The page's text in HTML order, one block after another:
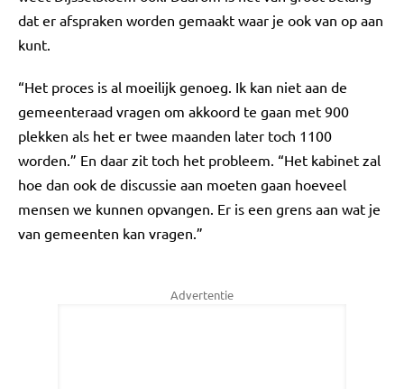
dat er afspraken worden gemaakt waar je ook van op aan
kunt.
“Het proces is al moeilijk genoeg. Ik kan niet aan de
gemeenteraad vragen om akkoord te gaan met 900
plekken als het er twee maanden later toch 1100
worden.” En daar zit toch het probleem. “Het kabinet zal
hoe dan ook de discussie aan moeten gaan hoeveel
mensen we kunnen opvangen. Er is een grens aan wat je
van gemeenten kan vragen.”
Advertentie